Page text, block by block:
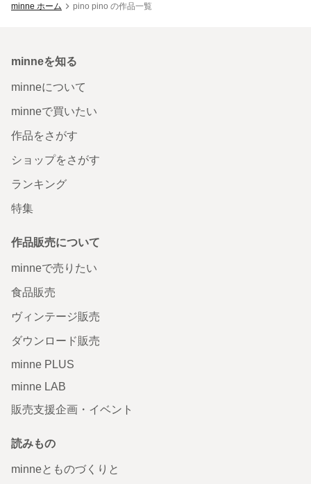
minne ホーム pino pino の作品一覧
minneを知る
minneについて
minneで買いたい
作品をさがす
ショップをさがす
ランキング
特集
作品販売について
minneで売りたい
食品販売
ヴィンテージ販売
ダウンロード販売
minne PLUS
minne LAB
販売支援企画・イベント
読みもの
minneとものづくりと